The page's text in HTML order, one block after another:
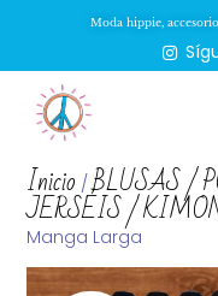
Moda hippie,
Inicio /BLUSAS /
JERSÉIS /
Manga Larga